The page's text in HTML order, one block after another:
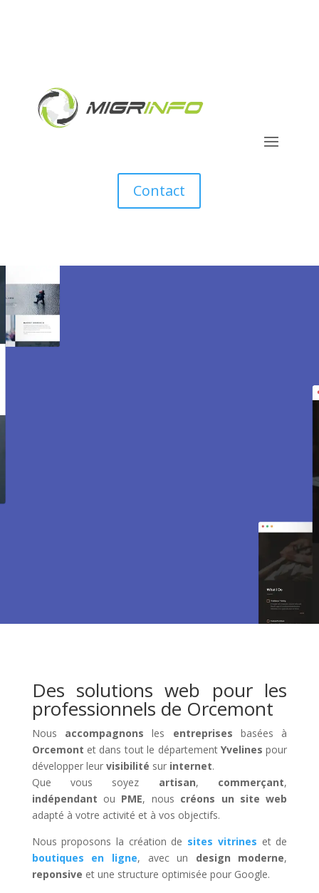
Contact
Création de site internet
Des solutions web pour les
professionnels de Orcemont
Nous accompagnons les entreprises basées à
Orcemont et dans tout le départementYvelines pour
développer leur visibilité sur internet.
Que vous soyez artisan, commerçant,
indépendant ou PME, nous créons un site web
adapté à votre activité et à vos objectifs.
Nous proposons la création de sites vitrines et de
boutiques en ligne, avec un design moderne,
reponsive et une structure optimisée pour Google.